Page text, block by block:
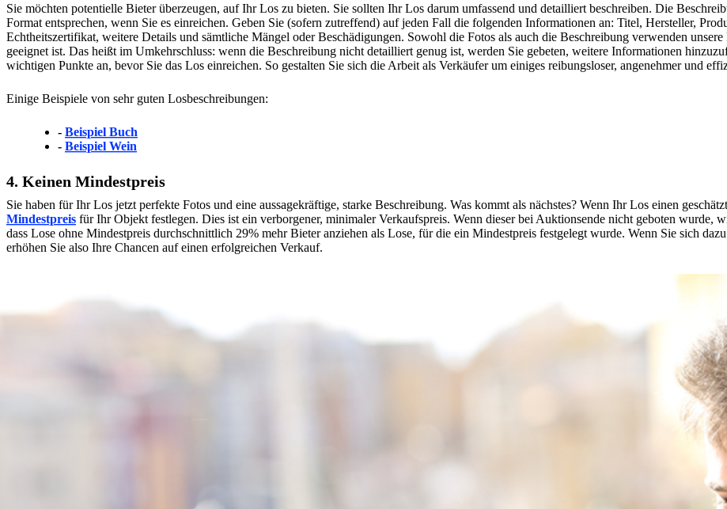
Sie möchten potentielle Bieter überzeugen, auf Ihr Los zu bieten. Sie sollten Ihr Los darum umfassend und detailliert beschreiben. Die
Format entsprechen, wenn Sie es einreichen. Geben Sie (sofern zutreffend) auf jeden Fall die folgenden Informationen an: Titel, Hersteller,
Echtheitszertifikat, weitere Details und sämtliche Mängel oder Beschädigungen. Sowohl die Fotos als auch die Beschreibung verwenden
geeignet ist. Das heißt im Umkehrschluss: wenn die Beschreibung nicht detailliert genug ist, werden Sie gebeten, weitere Informationen
wichtigen Punkte an, bevor Sie das Los einreichen. So gestalten Sie sich die Arbeit als Verkäufer um einiges reibungsloser, angenehmer und
Einige Beispiele von sehr guten Losbeschreibungen:
- Beispiel Buch
- Beispiel Wein
4. Keinen Mindestpreis
Sie haben für Ihr Los jetzt perfekte Fotos und eine aussagekräftige, starke Beschreibung. Was kommt als nächstes? Wenn Ihr Los einen
Mindestpreis für Ihr Objekt festlegen. Dies ist ein verborgener, minimaler Verkaufspreis. Wenn dieser bei Auktionsende nicht geboten wurde,
dass Lose ohne Mindestpreis durchschnittlich 29% mehr Bieter anziehen als Lose, für die ein Mindestpreis festgelegt wurde. Wenn Sie sich
erhöhen Sie also Ihre Chancen auf einen erfolgreichen Verkauf.